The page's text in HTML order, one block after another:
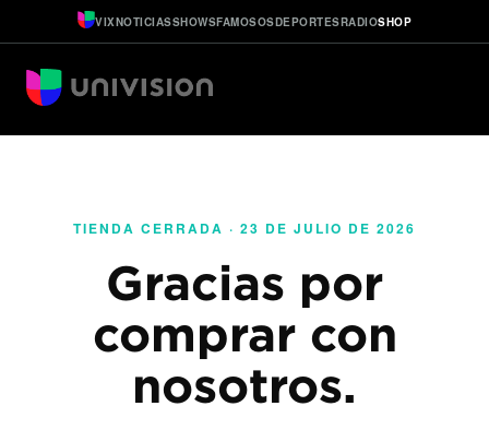
VIXNOTICIASSHOWSFAMOSOSDEPORTESRADIOSHOP
TIENDA CERRADA · 23 DE JULIO DE 2026
Gracias por
comprar con
nosotros.